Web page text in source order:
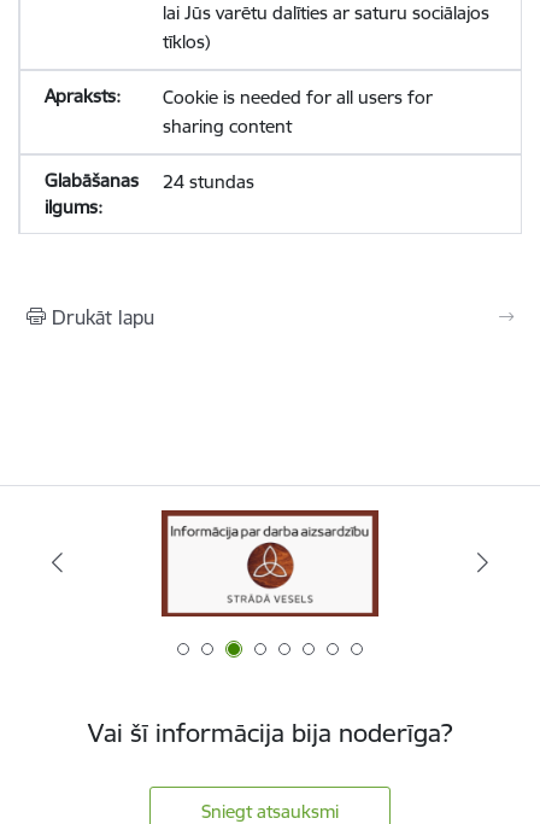
lai Jūs varētu dalīties ar saturu sociālajos
tīklos)
Cookie is needed for all users for
sharing content
24 stundas
Drukāt lapu
Vai šī informācija bija noderīga?
Sniegt atsauksmi